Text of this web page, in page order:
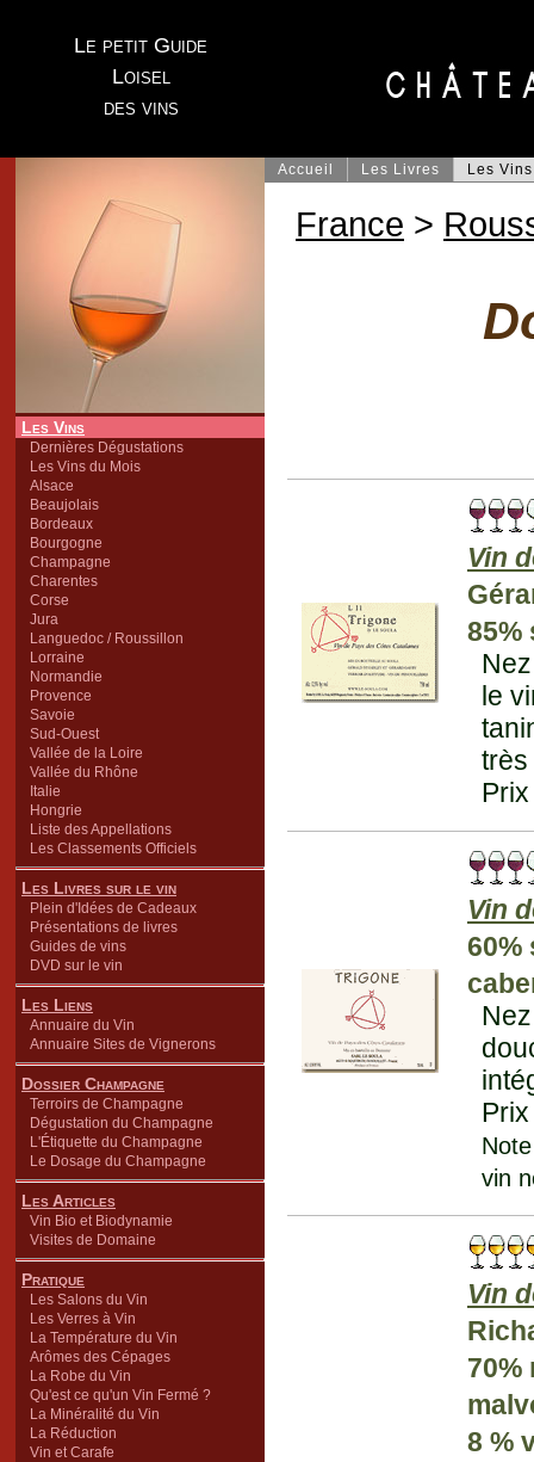
Le petit Guide
Loisel
des vins
Les Vins
Dernières Dégustations
Les Vins du Mois
Alsace
Beaujolais
Bordeaux
Bourgogne
Champagne
Charentes
Corse
Jura
Languedoc / Roussillon
Lorraine
Normandie
Provence
Savoie
Sud-Ouest
Vallée de la Loire
Vallée du Rhône
Italie
Hongrie
Liste des Appellations
Les Classements Officiels
Les Livres sur le vin
Plein d'Idées de Cadeaux
Présentations de livres
Guides de vins
DVD sur le vin
Les Liens
Annuaire du Vin
Annuaire Sites de Vignerons
Dossier Champagne
Terroirs de Champagne
Dégustation du Champagne
L'Étiquette du Champagne
Le Dosage du Champagne
Les Articles
Vin Bio et Biodynamie
Visites de Domaine
Pratique
Les Salons du Vin
Les Verres à Vin
La Température du Vin
Arômes des Cépages
La Robe du Vin
Qu'est ce qu'un Vin Fermé ?
La Minéralité du Vin
La Réduction
Vin et Carafe
Accueil Les Livres Les Vins
France >
Vin
85%
le
très
Vin
60%
vin
Vin
70%
8 %